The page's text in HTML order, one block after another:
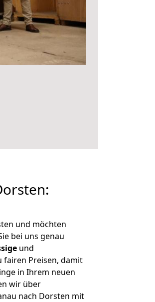
und möchten
bei uns genau
und
fairen Preisen, damit
in Ihrem neuen
wir über
nach Dorsten mit